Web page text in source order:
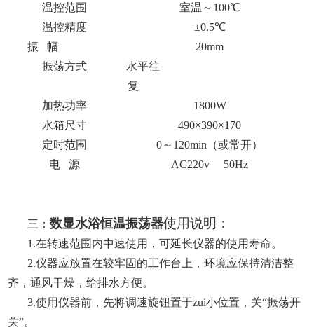
温控范围
室温～100℃
温控精度
±0.5℃
振 幅
20mm
振荡方式
水平往
复
加热功率
1800W
水箱尺寸
490×390×170
定时范围
0～120min（或常开）
电 源
AC220v 50Hz
三：数显水浴恒温振荡器使用说明：
1.在转速范围内中速使用，可延长仪器的使用寿命。
2.仪器应放置在较牢固的工作台上，环境应保持清洁整
齐，通风干燥，给排水方便。
3.使用仪器前，先将调速旋钮置于zui小位置，关“振荡开
关”。